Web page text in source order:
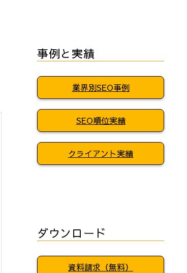
事例と実績
業界別SEO事例
SEO順位実績
クライアント実績
ダウンロード
資料請求（無料）